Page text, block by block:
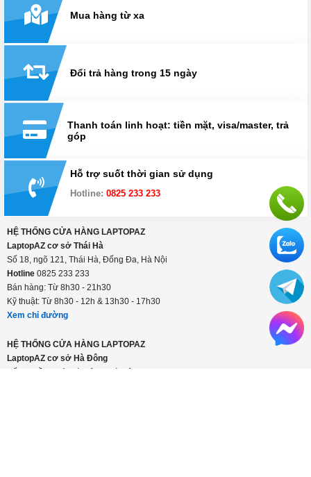
Đổi trả hàng trong 15 ngày
Thanh toán linh hoạt: tiền mặt, visa/master, trả
Hỗ trợ suốt thời gian sử dụng